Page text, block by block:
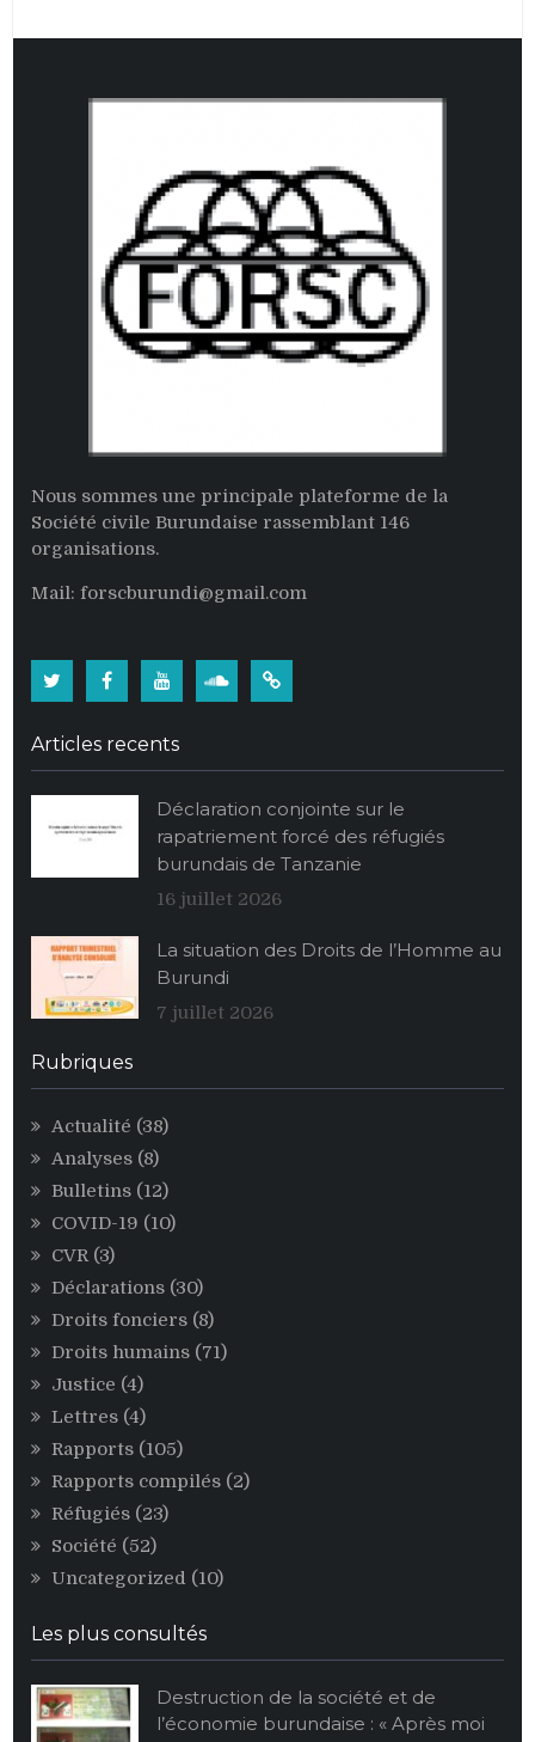
Nous sommes une principale plateforme de la
Société civile Burundaise rassemblant 146
organisations.
Mail: forscburundi@gmail.com
population
vide
ses
stocks
alimentaires
maïs
profit
Articles recents
Déclaration conjointe sur le
rapatriement forcé des réfugiés
burundais de Tanzanie
16 juillet 2026
La situation des Droits de l’Homme au
Burundi
7 juillet 2026
Rubriques
Actualité (38)
Analyses (8)
Bulletins (12)
COVID-19 (10)
CVR(3)
Déclarations (30)
Droits fonciers (8)
Droits humains (71)
Justice (4)
Lettres (4)
Rapports (105)
Rapports compilés (2)
Réfugiés (23)
Société (52)
Uncategorized (10)
Les plus consultés
Destruction de la société et de
l’économie burundaise : « Après moi